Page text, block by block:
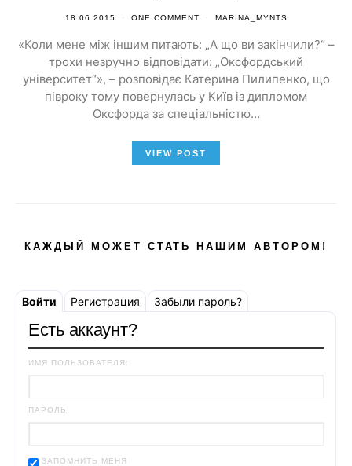
18.06.2015 ONE COMMENT MARINA_MYNTS
«Коли мене між іншим питають: „А що ви закінчили?“ –
трохи незручно відповідати: „Оксфордський
університет“», – розповідає Катерина Пилипенко, що
півроку тому повернулась у Київ із дипломом
Оксфорда за спеціальністю…
VIEW POST
КАЖДЫЙ МОЖЕТ СТАТЬ НАШИМ АВТОРОМ!
Войти Регистрация Забыли пароль?
Есть аккаунт?
ИМЯ ПОЛЬЗОВАТЕЛЯ:
ПАРОЛЬ:
ЗАПОМНИТЬ МЕНЯ